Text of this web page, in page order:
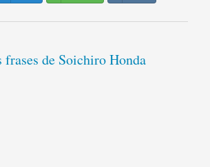
frases de Soichiro Honda